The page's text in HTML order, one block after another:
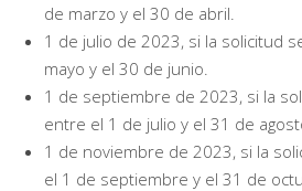
de marzo y el 30 de abril.
1 de julio de 2023, si la solicitud
mayo y el 30 de junio.
1 de septiembre de 2023, si la
entre el 1 de julio y el 31 de
1 de noviembre de 2023, si la
el 1 de septiembre y el 31 de